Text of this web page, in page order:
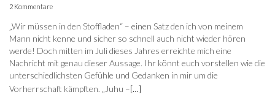
2 Kommentare
„Wir müssen in den Stoffladen“ – einen Satz den ich von meinem
Mann nicht kenne und sicher so schnell auch nicht wieder hören
werde! Doch mitten im Juli dieses Jahres erreichte mich eine
Nachricht mit genau dieser Aussage. Ihr könnt euch vorstellen wie die
unterschiedlichsten Gefühle und Gedanken in mir um die
Vorherrschaft kämpften. „Juhu –[…]